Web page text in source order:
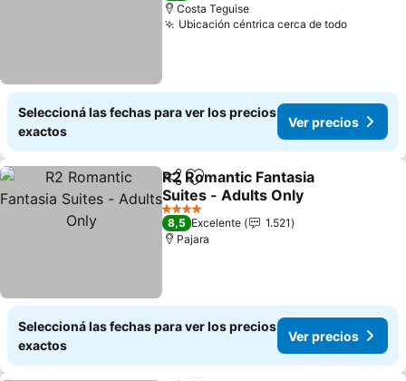
Costa Teguise
Ubicación céntrica cerca de todoVer
Seleccioná las fechas para ver los precios
exactos
Ver precios
CompartirAñadir a favoritos
R2 Romantic Fantasia
Suites - Adults Only
Ver precios
4 Estrellas
8,5 Excelente
1.521
Pajara
Seleccioná las fechas para ver los precios
exactos
Ver precios